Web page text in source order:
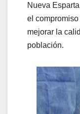
Nueva
el
mejorar la
población.